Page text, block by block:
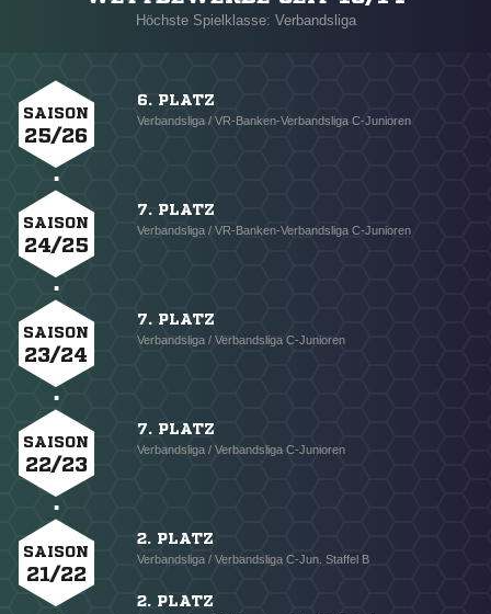
Höchste Spielklasse: Verbandsliga
SAISON
25/26
6. PLATZ
Verbandsliga / VR-Banken-Verbandsliga C-Junioren
SAISON
24/25
7. PLATZ
Verbandsliga / VR-Banken-Verbandsliga C-Junioren
SAISON
23/24
7. PLATZ
Verbandsliga / Verbandsliga C-Junioren
SAISON
22/23
7. PLATZ
Verbandsliga / Verbandsliga C-Junioren
SAISON
21/22
2. PLATZ
Verbandsliga / Verbandsliga C-Jun. Staffel B
2. PLATZ